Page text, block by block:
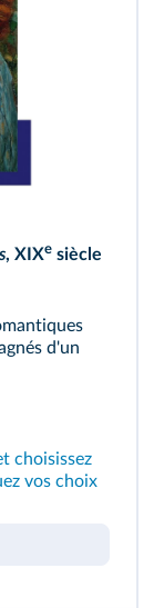
, XIXe siècle
d'un
choisissez
vos choix